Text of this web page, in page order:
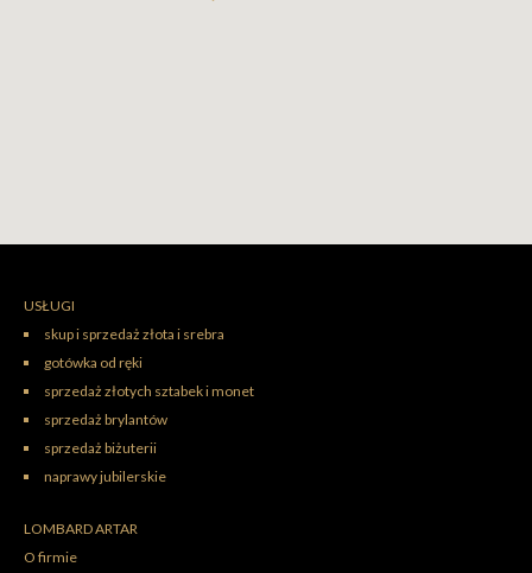
USŁUGI
skup i sprzedaż złota i srebra
gotówka od ręki
sprzedaż złotych sztabek i monet
sprzedaż brylantów
sprzedaż biżuterii
naprawy jubilerskie
LOMBARD ARTAR
O firmie